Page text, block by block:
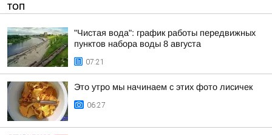
ТОП
"Чистая вода": график работы передвижных
пунктов набора воды 8 августа
07:21
Это утро мы начинаем с этих фото лисичек
06:27